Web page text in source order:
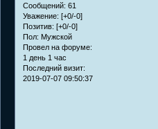
Сообщений: 61
Уважение: [+0/-0]
Позитив: [+0/-0]
Пол: Мужской
Провел на форуме:
1 день 1 час
Последний визит:
2019-07-07 09:50:37